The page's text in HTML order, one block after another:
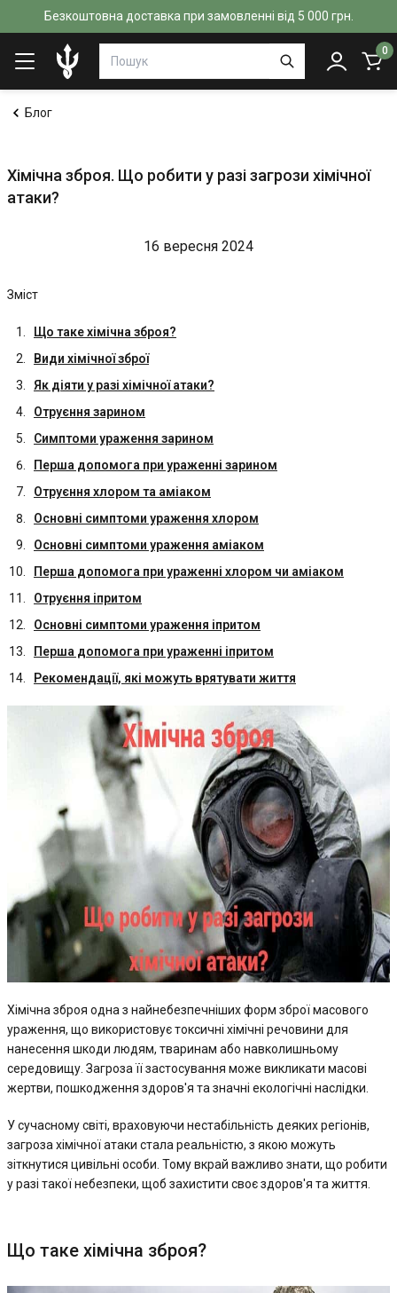
Безкоштовна доставка при замовленні від 5 000 грн.
0
Блог
Хімічна зброя. Що робити у разі загрози хімічної
атаки?
16 вересня 2024
Зміст
Що таке хімічна зброя?
Види хімічної зброї
Як діяти у разі хімічної атаки?
Отруєння зарином
Симптоми ураження зарином
Перша допомога при ураженні зарином
Отруєння хлором та аміаком
Основні симптоми ураження хлором
Основні симптоми ураження аміаком
Перша допомога при ураженні хлором чи аміаком
Отруєння іпритом
Основні симптоми ураження іпритом
Перша допомога при ураженні іпритом
Рекомендації, які можуть врятувати життя
Хімічна зброя одна з найнебезпечніших форм зброї масового
ураження, що використовує токсичні хімічні речовини для
нанесення шкоди людям, тваринам або навколишньому
середовищу. Загроза її застосування може викликати масові
жертви, пошкодження здоров'я та значні екологічні наслідки.
У сучасному світі, враховуючи нестабільність деяких регіонів,
загроза хімічної атаки стала реальністю, з якою можуть
зіткнутися цивільні особи. Тому вкрай важливо знати, що робити
у разі такої небезпеки, щоб захистити своє здоров'я та життя.
Що таке хімічна зброя?